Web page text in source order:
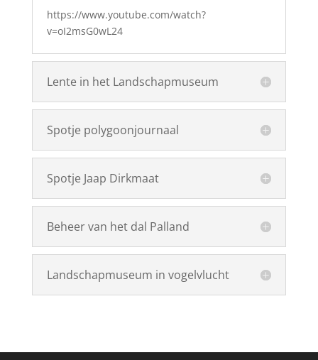
https://www.youtube.com/watch?
v=oI2msG0wL24
Lente in het Landschapmuseum
Spotje polygoonjournaal
Spotje Jaap Dirkmaat
Beheer van het dal Palland
Landschapmuseum in vogelvlucht